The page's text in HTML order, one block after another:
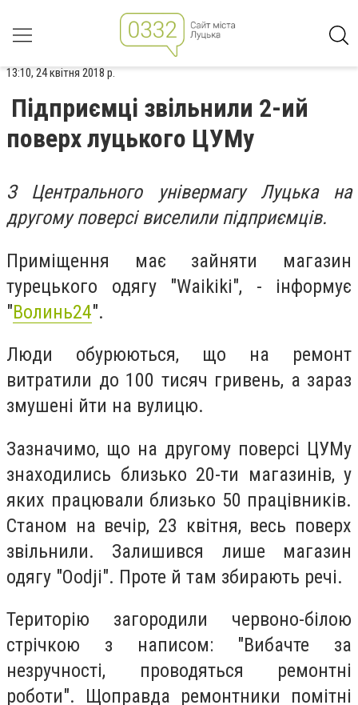
13:10, 24 квітня 2018 р.
Підприємці звільнили 2-ий
поверх луцького ЦУМу
З Центрального універмагу Луцька на
другому поверсі виселили підприємців.
Приміщення має зайняти магазин
турецького одягу "Waikiki", - інформує
"Волинь24".
Люди обурюються, що на ремонт
витратили до 100 тисяч гривень, а зараз
змушені йти на вулицю.
Зазначимо, що на другому поверсі ЦУМу
знаходились близько 20-ти магазинів, у
яких працювали близько 50 працівників.
Станом на вечір, 23 квітня, весь поверх
звільнили. Залишився лише магазин
одягу "Oodji". Проте й там збирають речі.
Територію загородили червоно-білою
стрічкою з написом: "Вибачте за
незручності, проводяться ремонтні
роботи". Щоправда ремонтники помітні